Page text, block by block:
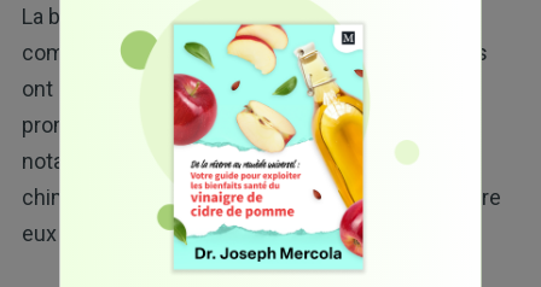
La betterave contient un certain nombre de
composés très bénéfiques que les scientifiques
ont découverts pour prévenir les maladies et
promouvoir la santé de plusieurs façons,
notamment par une activité antioxydante et
chimiopréventive, mais l'un des plus actifs d'entre
eux est la bétalaïne, comme l'explique l'étude :